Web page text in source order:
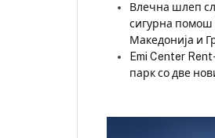
Влечна шлеп
сигурна помош
Македонија и
Emi Center
парк со две